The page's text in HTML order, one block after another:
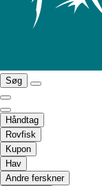
Søg
Håndtag
Rovfisk
Kupon
Hav
Andre ferskner